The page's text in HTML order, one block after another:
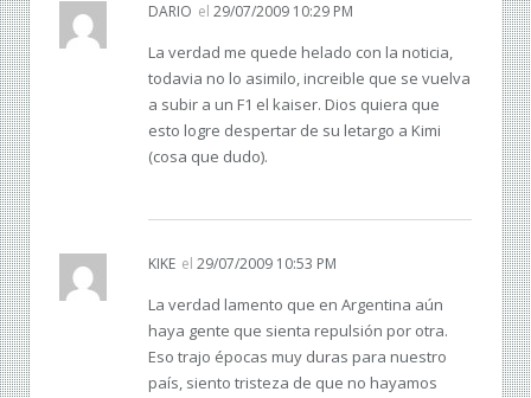
DARIO el 29/07/2009 10:29 PM
La verdad me quede helado con la noticia,
todavia no lo asimilo, increible que se vuelva
a subir a un F1 el kaiser. Dios quiera que
esto logre despertar de su letargo a Kimi
(cosa que dudo).
KIKE el 29/07/2009 10:53 PM
La verdad lamento que en Argentina aún
haya gente que sienta repulsión por otra.
Eso trajo épocas muy duras para nuestro
país, siento tristeza de que no hayamos